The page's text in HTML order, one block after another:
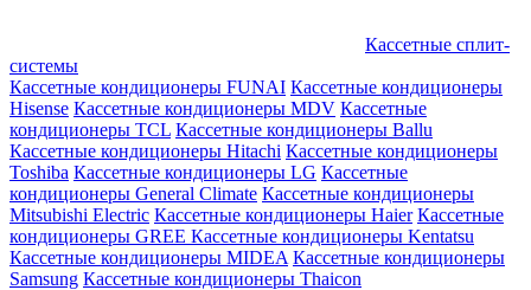
Кассетные сплит-
системы
Кассетные кондиционеры FUNAI Кассетные кондиционеры
Hisense Кассетные кондиционеры MDV Кассетные
кондиционеры TCL Кассетные кондиционеры Ballu
Кассетные кондиционеры Hitachi Кассетные кондиционеры
Toshiba Кассетные кондиционеры LG Кассетные
кондиционеры General Climate Кассетные кондиционеры
Mitsubishi Electric Кассетные кондиционеры Haier Кассетные
кондиционеры GREE Кассетные кондиционеры Kentatsu
Кассетные кондиционеры MIDEA Кассетные кондиционеры
Samsung Кассетные кондиционеры Thaicon